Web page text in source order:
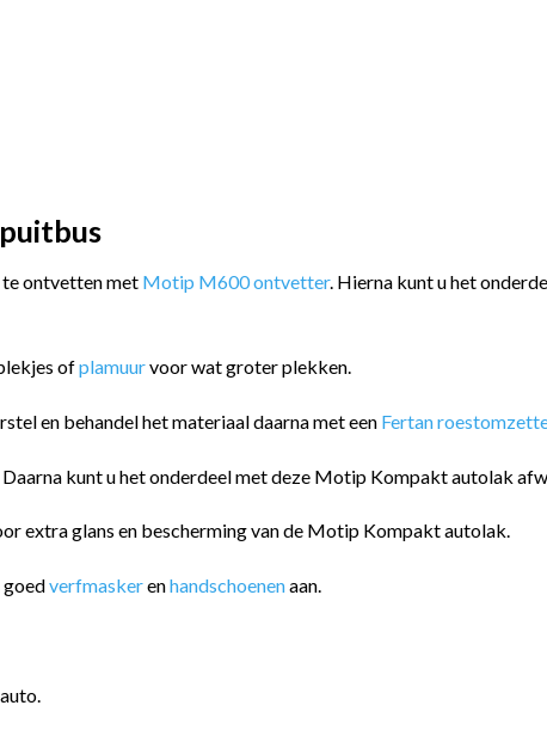
ontvetten met Motip M600 ontvetter. Hierna kunt u het
ofplamuurvoor wat groter plekken.
en behandel het materiaal daarna met een Fertan
Daarna kunt u het onderdeel met deze Motip Kompakt autolak
extra glans en bescherming van de Motip Kompakt autolak.
goedverfmaskerenhandschoenenaan.